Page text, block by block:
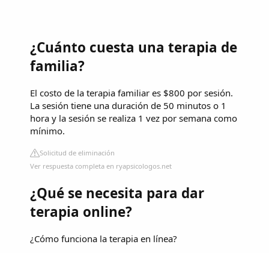
¿Cuánto cuesta una terapia de
familia?
El costo de la terapia familiar es $800 por sesión.
La sesión tiene una duración de 50 minutos o 1
hora y la sesión se realiza 1 vez por semana como
mínimo.
Solicitud de eliminación
Ver respuesta completa en ryapsicologos.net
¿Qué se necesita para dar
terapia online?
¿Cómo funciona la terapia en línea?